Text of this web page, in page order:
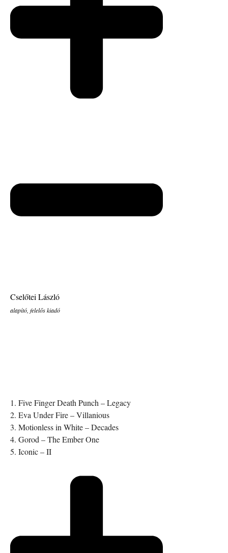
Cselőtei László
alapító, felelős kiadó
1. Five Finger Death Punch – Legacy
2. Eva Under Fire – Villanious
3. Motionless in White – Decades
4. Gorod – The Ember One
5. Iconic – II